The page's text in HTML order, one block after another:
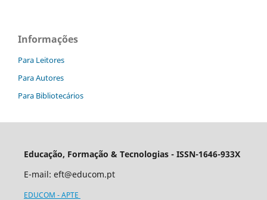
Informações
Para Leitores
Para Autores
Para Bibliotecários
Educação, Formação & Tecnologias - ISSN-1646-933X
E-mail: eft@educom.pt
EDUCOM - APTE